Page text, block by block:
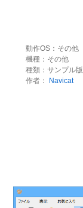
動作OS：その他
機種：その他
種類：サンプル版
作者：
Navicat